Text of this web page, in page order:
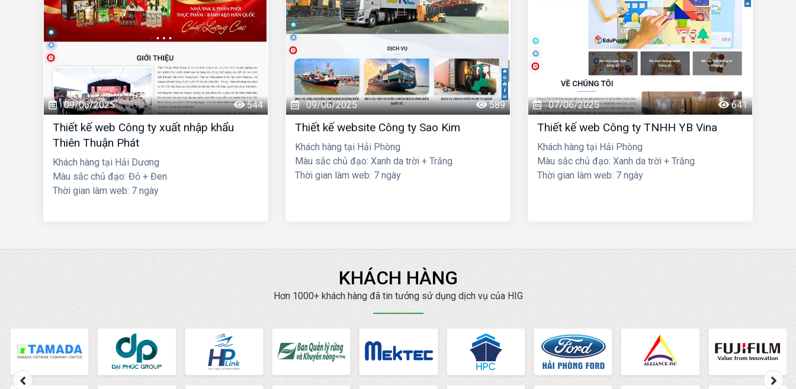
09/06/2025 544
Thiết kế web Công ty xuất nhập khẩu
Thiên Thuận Phát
Khách hàng tại Hải Dương
Màu sắc chủ đạo: Đỏ + Đen
Thời gian làm web: 7 ngày
09/06/2025 589
Thiết kế website Công ty Sao Kim
Khách hàng tại Hải Phòng
Màu sắc chủ đạo: Xanh da trời + Trắng
Thời gian làm web: 7 ngày
07/06/2025 641
Thiết kế web Công ty TNHH YB Vina
Khách hàng tại Hải Phòng
Màu sắc chủ đạo: Xanh da trời + Trắng
Thời gian làm web: 7 ngày
KHÁCH HÀNG
Hơn 1000+ khách hàng đã tin tưởng sử dụng dịch vụ của HIG